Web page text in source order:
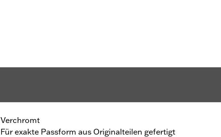
Verchromt
Für exakte Passform aus Originalteilen gefertigt